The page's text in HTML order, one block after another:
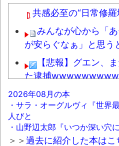
共感必至の“日常修羅
みんなが心から「
が安らぐなぁ」と思う
【悲報】グエン、
た逮捕
マッチングアプリ
ｗｗｗｗｗｗNEW!
【驚愕】俺39歳、
てしまった結果ｗｗｗ
2026年08月の本
・サラ・オーグルヴィ『世界
人びと
・山野辺太郎『いつか深い穴
＞＞過去に紹介した本はこ